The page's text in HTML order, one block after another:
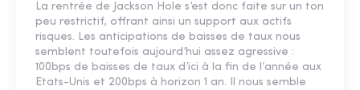
La rentrée de Jackson Hole s’est donc faite sur un ton
peu restrictif, offrant ainsi un support aux actifs
risques. Les anticipations de baisses de taux nous
semblent toutefois aujourd’hui assez agressive :
100bps de baisses de taux d’ici à la fin de l‘année aux
Etats-Unis et 200bps à horizon 1 an. Il nous semble